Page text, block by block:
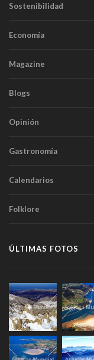
Sostenibilidad
Economía
Magazine
Blogs
Opinión
Gastronomía
Calendarios
Folklore
ÚLTIMAS FOTOS